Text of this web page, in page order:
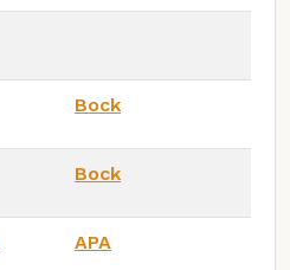
Bock
Bock
APA